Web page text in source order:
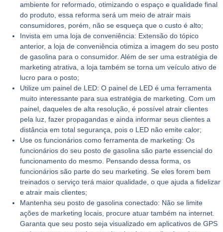
ambiente for reformado, otimizando o espaço e qualidade final
do produto, essa reforma será um meio de atrair mais
consumidores, porém, não se esqueça que o custo é alto;
Invista em uma loja de conveniência: Extensão do tópico
anterior, a loja de conveniência otimiza a imagem do seu posto
de gasolina para o consumidor. Além de ser uma estratégia de
marketing atrativa, a loja também se torna um veículo ativo de
lucro para o posto;
Utilize um painel de LED: O painel de LED é uma ferramenta
muito interessante para sua estratégia de marketing. Com um
painel, daqueles de alta resolução, é possível atrair clientes
pela luz, fazer propagandas e ainda informar seus clientes a
distância em total segurança, pois o LED não emite calor;
Use os funcionários como ferramenta de marketing: Os
funcionários do seu posto de gasolina são parte essencial do
funcionamento do mesmo. Pensando dessa forma, os
funcionários são parte do seu marketing. Se eles forem bem
treinados o serviço terá maior qualidade, o que ajuda a fidelizar
e atrair mais clientes;
Mantenha seu posto de gasolina conectado: Não se limite
ações de marketing locais, procure atuar também na internet.
Garanta que seu posto seja visualizado em aplicativos de GPS